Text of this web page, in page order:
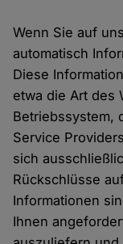
Wenn Sie auf
automatisch
Diese
etwa die Art des
Betriebssystem,
Service
sich
Rückschlüsse
Informationen
Ihnen